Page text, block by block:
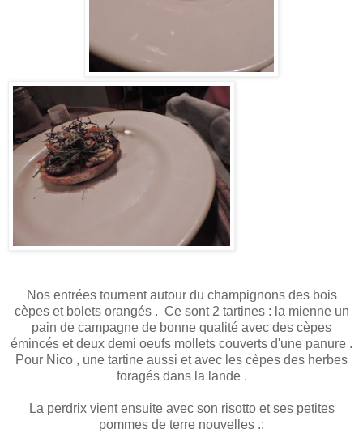
Nos entrées tournent autour du champignons des bois
cèpes et bolets orangés . Ce sont 2 tartines : la mienne un
pain de campagne de bonne qualité avec des cèpes
émincés et deux demi oeufs mollets couverts d'une panure .
Pour Nico , une tartine aussi et avec les cèpes des herbes
foragés dans la lande .
La perdrix vient ensuite avec son risotto et ses petites
pommes de terre nouvelles .: